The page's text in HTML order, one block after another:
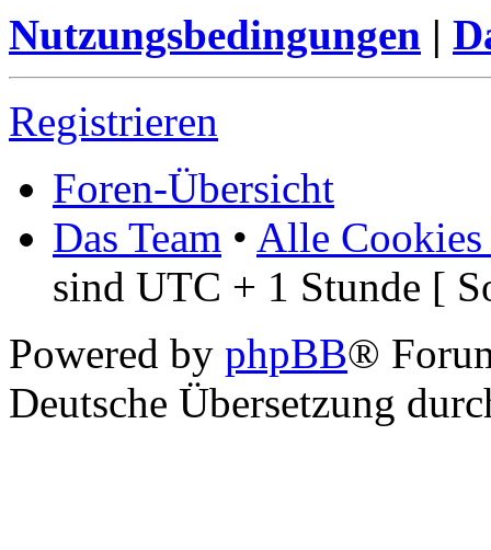
Nutzungsbedingungen |
Registrieren
Foren-Übersicht
Das Team • Alle Cookies
sind UTC + 1 Stunde [
Powered by phpBB®
Deutsche Übersetzung